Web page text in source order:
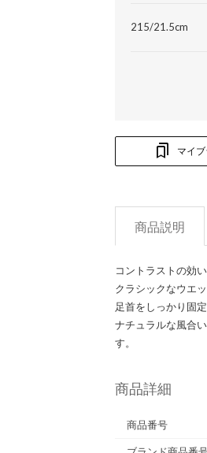
215/21.5cm
マイ
商品説明
コントラストの効
クラシックなウエ
足首をしっかり固
ナチュラルな風合
す。
商品詳細
商品番号